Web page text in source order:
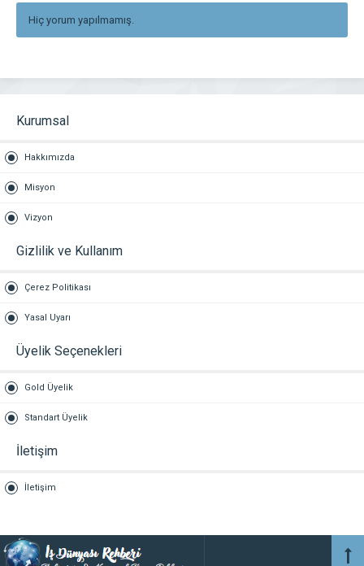
Hiç yorum yapılmamış.
Kurumsal
Hakkımızda
Misyon
Vizyon
Gizlilik ve Kullanım
Çerez Politikası
Yasal Uyarı
Üyelik Seçenekleri
Gold Üyelik
Standart Üyelik
İletişim
İletişim